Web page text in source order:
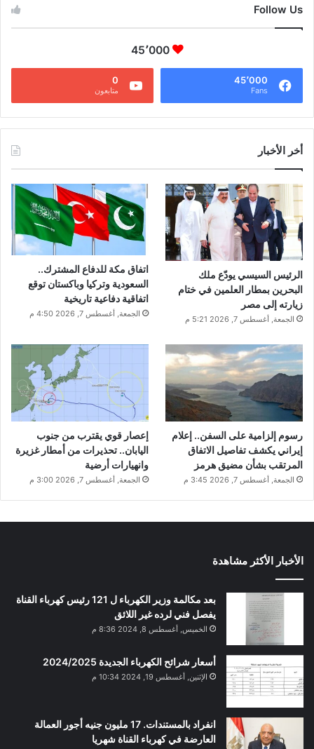
Follow Us
45٬000
45٬000
Fans
0
متابعون
أخر الأخبار
الرئيس السيسي يودّع ملك
البحرين بمطار العلمين في ختام
زيارته إلى مصر
الجمعة, أغسطس 7, 2026 5:21 م
اتفاق مكة للدفاع المشترك..
السعودية وتركيا وباكستان توقع
اتفاقية دفاعية تاريخية
الجمعة, أغسطس 7, 2026 4:50 م
رسوم إلزامية على السفن.. إعلام
إيراني يكشف تفاصيل الاتفاق
المرتقب بشأن مضيق هرمز
الجمعة, أغسطس 7, 2026 3:45 م
إعصار قوي يقترب من جنوب
اليابان.. تحذيرات من أمطار غزيرة
وانهيارات أرضية
الجمعة, أغسطس 7, 2026 3:00 م
الأخبار الأكثر مشاهدة
بعد مكالمة وزير الكهرباء ل 121 رئيس كهرباء القناة
يفصل فني لرده غير اللائق
الخميس, أغسطس 8, 2024 8:36 م
أسعار شرائح الكهرباء الجديدة 2024/2025
الإثنين, أغسطس 19, 2024 10:34 م
انفراد بالمستندات. 17 مليون جنيه أجور العمالة
العارضة في كهرباء القناة شهريا